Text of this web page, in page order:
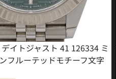
イトジャスト 41 126334 ミ
フルーテッドモチーフ文字